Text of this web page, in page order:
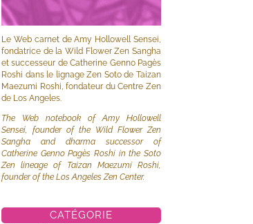
Le Web carnet de Amy Hollowell Sensei,
fondatrice de la Wild Flower Zen Sangha
et successeur de Catherine Genno Pagès
Roshi dans le lignage Zen Soto de Taizan
Maezumi Roshi, fondateur du Centre Zen
de Los Angeles.
The Web notebook of Amy Hollowell
Sensei, founder of the Wild Flower Zen
Sangha and dharma successor of
Catherine Genno Pagès Roshi in the Soto
Zen lineage of Taizan Maezumi Roshi,
founder of the Los Angeles Zen Center.
CATÉGORIE